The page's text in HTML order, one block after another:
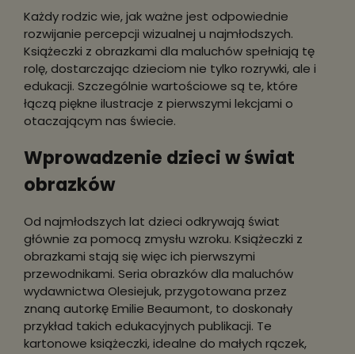
Każdy rodzic wie, jak ważne jest odpowiednie
rozwijanie percepcji wizualnej u najmłodszych.
Książeczki z obrazkami dla maluchów spełniają tę
rolę, dostarczając dzieciom nie tylko rozrywki, ale i
edukacji. Szczególnie wartościowe są te, które
łączą piękne ilustracje z pierwszymi lekcjami o
otaczającym nas świecie.
Wprowadzenie dzieci w świat
obrazków
Od najmłodszych lat dzieci odkrywają świat
głównie za pomocą zmysłu wzroku. Książeczki z
obrazkami stają się więc ich pierwszymi
przewodnikami. Seria obrazków dla maluchów
wydawnictwa Olesiejuk, przygotowana przez
znaną autorkę Emilie Beaumont, to doskonały
przykład takich edukacyjnych publikacji. Te
kartonowe książeczki, idealne do małych rączek,